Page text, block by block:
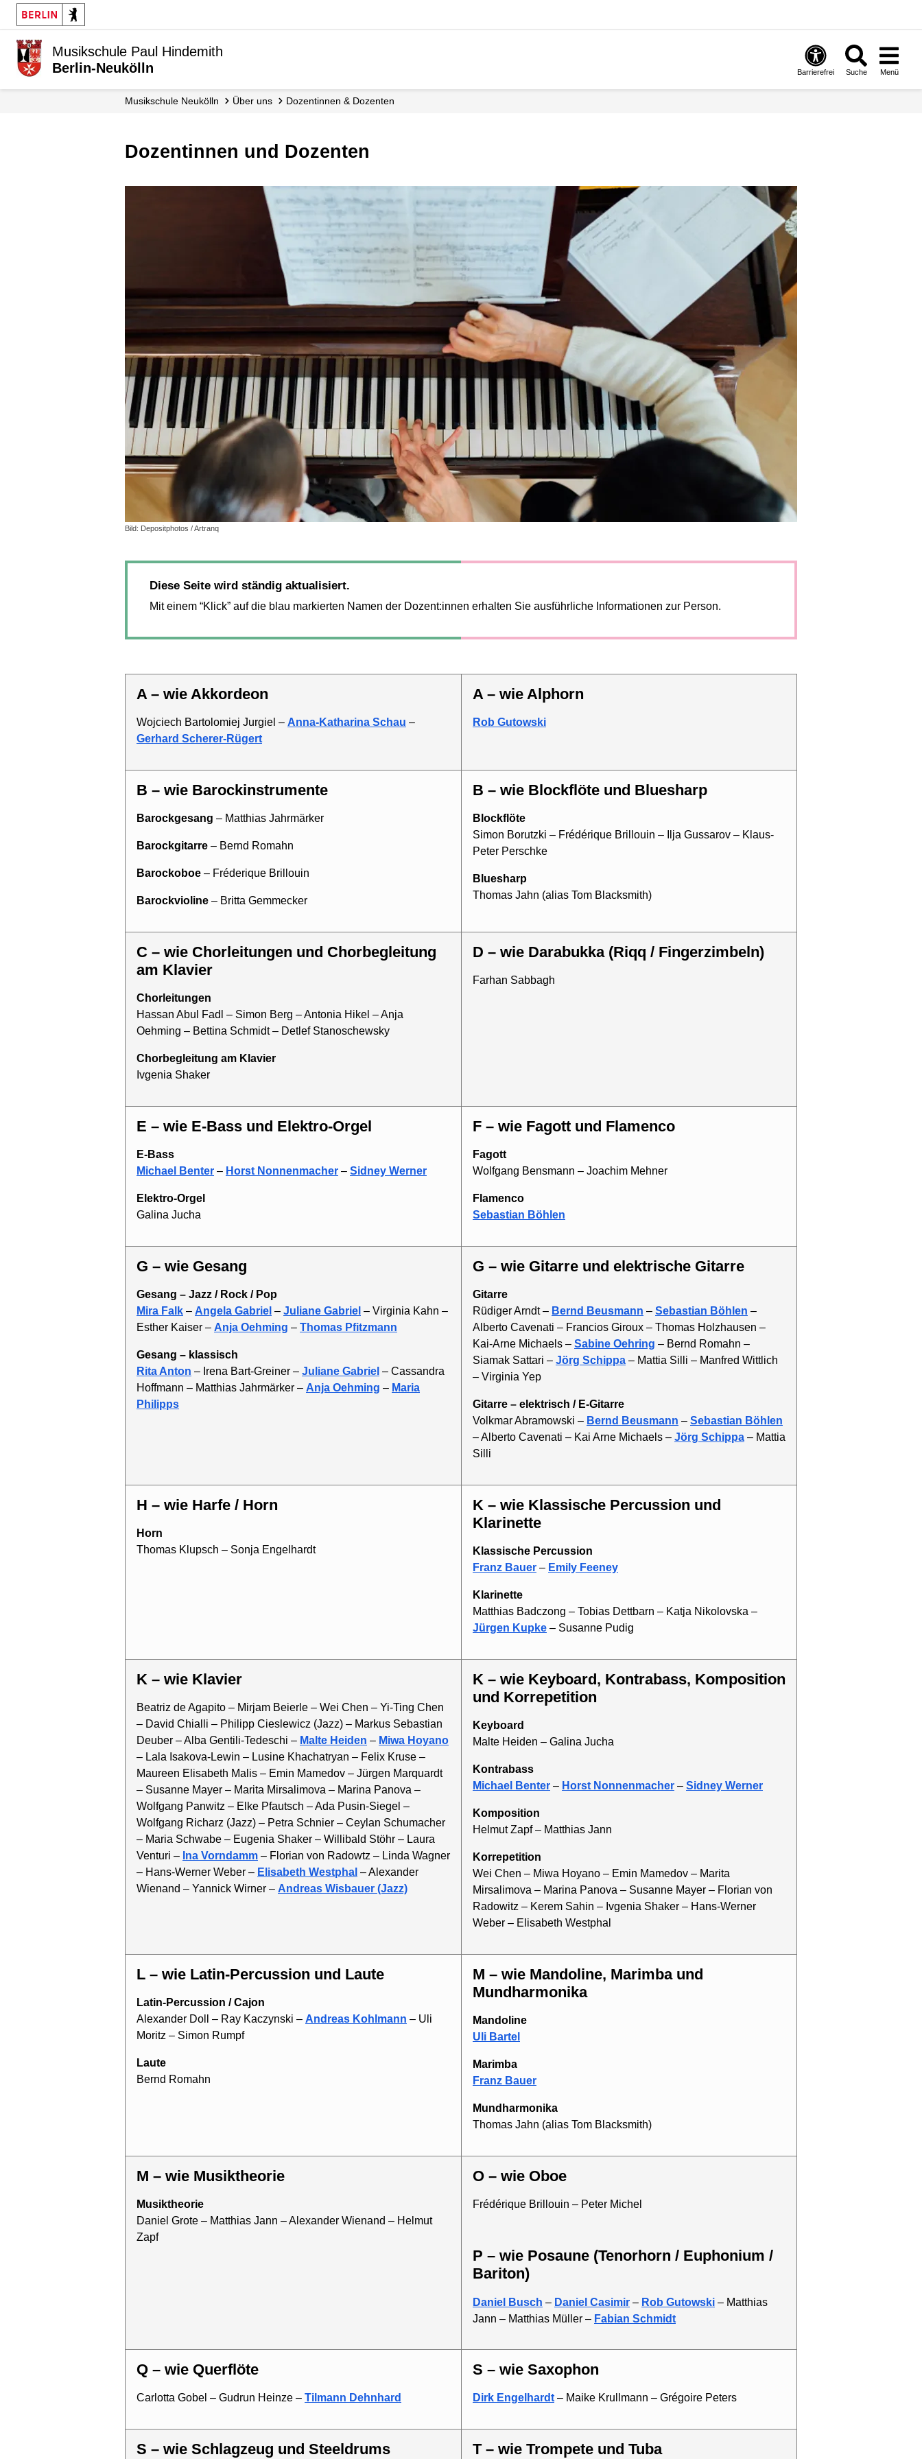
Musikschule Paul Hindemith
Berlin-Neukölln
Barrierefrei Suche Menü
Musikschule Neukölln Über uns Dozentinnen & Dozenten
Dozentinnen und Dozenten
Bild: Depositphotos / Artranq
Diese Seite wird ständig aktualisiert.
Mit einem “Klick” auf die blau markierten Namen der Dozent:innen erhalten Sie ausführliche Informationen zur Person.
A – wie Akkordeon
Wojciech Bartolomiej Jurgiel – Anna-Katharina Schau –
Gerhard Scherer-Rügert
A – wie Alphorn
Rob Gutowski
B – wie Barockinstrumente
Barockgesang – Matthias Jahrmärker
Barockgitarre – Bernd Romahn
Barockoboe – Fréderique Brillouin
Barockvioline – Britta Gemmecker
B – wie Blockflöte und Bluesharp
Blockflöte
Simon Borutzki – Frédérique Brillouin – Ilja Gussarov – Klaus-
Peter Perschke
Bluesharp
Thomas Jahn (alias Tom Blacksmith)
C – wie Chorleitungen und Chorbegleitung
am Klavier
Chorleitungen
Hassan Abul Fadl – Simon Berg – Antonia Hikel – Anja
Oehming – Bettina Schmidt – Detlef Stanoschewsky
Chorbegleitung am Klavier
Ivgenia Shaker
D – wie Darabukka (Riqq / Fingerzimbeln)
Farhan Sabbagh
E – wie E-Bass und Elektro-Orgel
E-Bass
Michael Benter – Horst Nonnenmacher – Sidney Werner
Elektro-Orgel
Galina Jucha
F – wie Fagott und Flamenco
Fagott
Wolfgang Bensmann – Joachim Mehner
Flamenco
Sebastian Böhlen
G – wie Gesang
Gesang – Jazz / Rock / Pop
Mira Falk – Angela Gabriel – Juliane Gabriel – Virginia Kahn –
Esther Kaiser – Anja Oehming – Thomas Pfitzmann
Gesang – klassisch
Rita Anton – Irena Bart-Greiner – Juliane Gabriel – Cassandra
Hoffmann – Matthias Jahrmärker – Anja Oehming – Maria
Philipps
G – wie Gitarre und elektrische Gitarre
Gitarre
Rüdiger Arndt – Bernd Beusmann – Sebastian Böhlen –
Alberto Cavenati – Francios Giroux – Thomas Holzhausen –
Kai-Arne Michaels – Sabine Oehring – Bernd Romahn –
Siamak Sattari – Jörg Schippa – Mattia Silli – Manfred Wittlich
– Virginia Yep
Gitarre – elektrisch / E-Gitarre
Volkmar Abramowski – Bernd Beusmann – Sebastian Böhlen
– Alberto Cavenati – Kai Arne Michaels – Jörg Schippa – Mattia
Silli
H – wie Harfe / Horn
Horn
Thomas Klupsch – Sonja Engelhardt
K – wie Klassische Percussion und
Klarinette
Klassische Percussion
Franz Bauer – Emily Feeney
Klarinette
Matthias Badczong – Tobias Dettbarn – Katja Nikolovska –
Jürgen Kupke – Susanne Pudig
K – wie Klavier
Beatriz de Agapito – Mirjam Beierle – Wei Chen – Yi-Ting Chen
– David Chialli – Philipp Cieslewicz (Jazz) – Markus Sebastian
Deuber – Alba Gentili-Tedeschi – Malte Heiden – Miwa Hoyano
– Lala Isakova-Lewin – Lusine Khachatryan – Felix Kruse –
Maureen Elisabeth Malis – Emin Mamedov – Jürgen Marquardt
– Susanne Mayer – Marita Mirsalimova – Marina Panova –
Wolfgang Panwitz – Elke Pfautsch – Ada Pusin-Siegel –
Wolfgang Richarz (Jazz) – Petra Schnier – Ceylan Schumacher
– Maria Schwabe – Eugenia Shaker – Willibald Stöhr – Laura
Venturi – Ina Vorndamm – Florian von Radowtz – Linda Wagner
– Hans-Werner Weber – Elisabeth Westphal – Alexander
Wienand – Yannick Wirner – Andreas Wisbauer (Jazz)
K – wie Keyboard, Kontrabass, Komposition
und Korrepetition
Keyboard
Malte Heiden – Galina Jucha
Kontrabass
Michael Benter – Horst Nonnenmacher – Sidney Werner
Komposition
Helmut Zapf – Matthias Jann
Korrepetition
Wei Chen – Miwa Hoyano – Emin Mamedov – Marita
Mirsalimova – Marina Panova – Susanne Mayer – Florian von
Radowitz – Kerem Sahin – Ivgenia Shaker – Hans-Werner
Weber – Elisabeth Westphal
L – wie Latin-Percussion und Laute
Latin-Percussion / Cajon
Alexander Doll – Ray Kaczynski – Andreas Kohlmann – Uli
Moritz – Simon Rumpf
Laute
Bernd Romahn
M – wie Mandoline, Marimba und
Mundharmonika
Mandoline
Uli Bartel
Marimba
Franz Bauer
Mundharmonika
Thomas Jahn (alias Tom Blacksmith)
M – wie Musiktheorie
Musiktheorie
Daniel Grote – Matthias Jann – Alexander Wienand – Helmut
Zapf
O – wie Oboe
Frédérique Brillouin – Peter Michel
P – wie Posaune (Tenorhorn / Euphonium /
Bariton)
Daniel Busch – Daniel Casimir – Rob Gutowski – Matthias
Jann – Matthias Müller – Fabian Schmidt
Q – wie Querflöte
Carlotta Gobel – Gudrun Heinze – Tilmann Dehnhard
S – wie Saxophon
Dirk Engelhardt – Maike Krullmann – Grégoire Peters
S – wie Schlagzeug und Steeldrums T – wie Trompete und Tuba